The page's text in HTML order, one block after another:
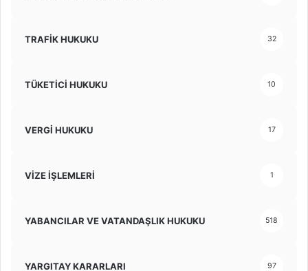
TRAFİK HUKUKU 32
TÜKETİCİ HUKUKU 10
VERGİ HUKUKU 17
VİZE İŞLEMLERİ 1
YABANCILAR VE VATANDAŞLIK HUKUKU 518
YARGITAY KARARLARI 97